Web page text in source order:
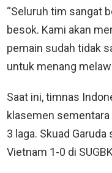
“Seluruh tim sangat
besok. Kami akan
pemain sudah tidak
untuk menang
Saat ini, timnas
klasemen sementara
3 laga. Skuad
Vietnam 1-0 di